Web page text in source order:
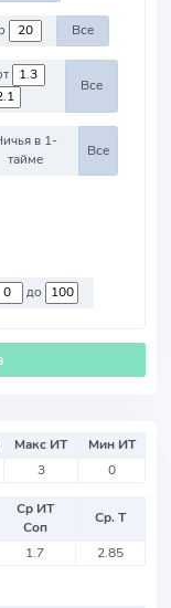
Все
от
Все
в 1-
тайме
Все
до
Макс ИТ
Мин ИТ
3 0
Ср ИТ
Соп
Ср. Т
1.7 2.85